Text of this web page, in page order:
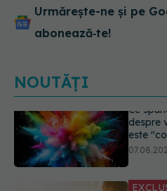
Urmărește-ne și pe
abonează‑te!
NOUTĂȚI